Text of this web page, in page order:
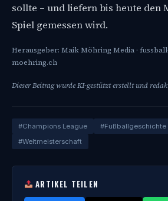
sollte – und liefern bis heute den
Spiel gemessen wird.
Herausgeber: Maik Möhring Media ·
moehring.ch
Dieser Beitrag wurde KI-gestützt erstellt und
#Champions League #Fußballgeschichte
#Weltmeisterschaft
ARTIKEL TEILEN